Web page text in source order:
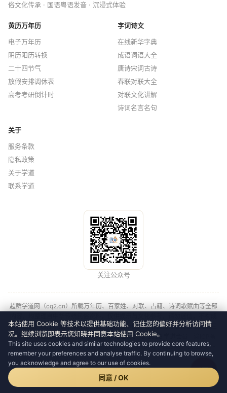
问
俗文化传承 · 国语粤语发音 · 沉浸式体验
黄历万年历
电子万年历
阴历阳历转换
二十四节气
放假安排调休表
高考考研倒计时
字词诗文
在线新华字典
成语词语大全
唐诗宋词古诗
春联对联大全
对联文化讲解
诗词名言名句
关于
服务条款
隐私政策
关于学道
联系学道
关注公众号
超群学道网（cq2.cn）所载万年历、百家姓、对联、古籍、诗词歌赋曲等全部
任何投资、医疗、法律等决策依据。站内展示的广告与第三方链接由相应第三
方负责，请您自行甄别。学海无涯，道法自然。 © 2026 学道会员
2023000417号 · 🛡 渝公网安备50010702505634号
v2.34.0 (2026-07-
27)
📍 默认北京（中国） · 时区 Asia/Shanghai UTC+8
本站使用 Cookie 等技术以提供基础功能、记住您的偏好并分析访问情
况。继续浏览即表示您知晓并同意本站使用 Cookie。
This site uses cookies and similar technologies to provide core features,
remember your preferences and analyse traffic. By continuing to browse,
you acknowledge and agree to our use of cookies.
同意 / OK